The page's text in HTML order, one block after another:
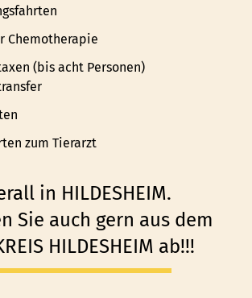
Chemotherapie
(bis acht Personen)
zum Tierarzt
in HILDESHEIM.
Sie auch gern aus dem
HILDESHEIM ab!!!